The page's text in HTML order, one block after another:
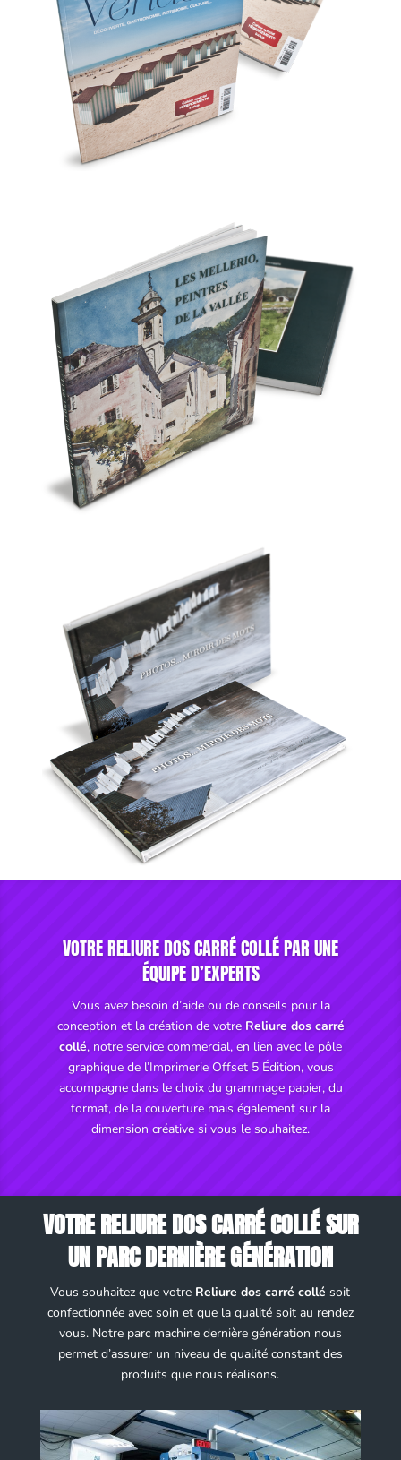
VOTRE RELIURE DOS CARRÉ COLLÉ PAR UNE
ÉQUIPE D’EXPERTS
Vous avez besoin d’aide ou de conseils pour la
conception et la création de votreReliure dos carré
collé, notre service commercial, en lien avec le pôle
graphique de l’Imprimerie Offset 5 Édition, vous
accompagne dans le choix du grammage papier, du
format, de la couverture mais également sur la
dimension créative si vous le souhaitez.
VOTRE RELIURE DOS CARRÉ COLLÉ SUR
UN PARC DERNIÈRE GÉNÉRATION
Vous souhaitez que votre Reliure dos carré collé soit
confectionnée avec soin et que la qualité soit au rendez
vous. Notre parc machine dernière génération nous
permet d’assurer un niveau de qualité constant des
produits que nous réalisons.